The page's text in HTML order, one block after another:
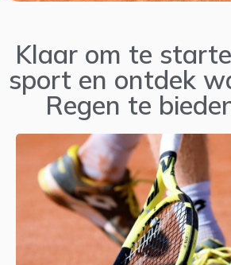
Klaar om te
sport en ontdek
Regen te